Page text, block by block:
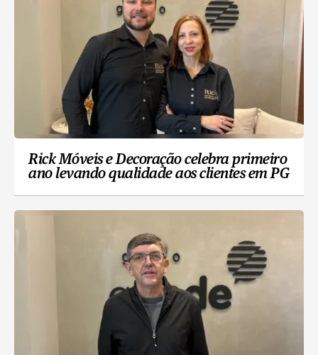
Rick Móveis e Decoração celebra primeiro
ano levando qualidade aos clientes em PG